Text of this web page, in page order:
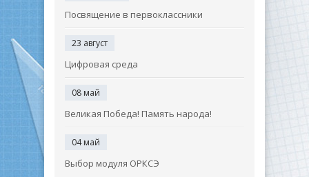
Посвящение в первоклассники
23 август
Цифровая среда
08 май
Великая Победа! Память народа!
04 май
Выбор модуля ОРКСЭ